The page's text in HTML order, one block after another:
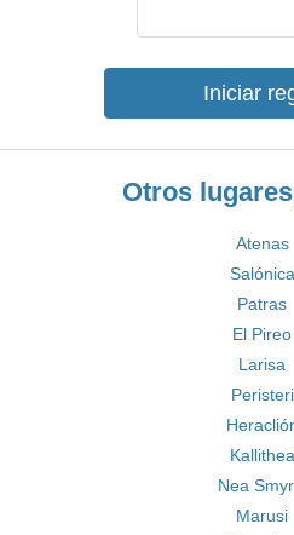
Iniciar
Otros
Atenas
Salónica
Patras
El Pireo
Larisa
Peristeri
Kallithea
Nea
Marusi